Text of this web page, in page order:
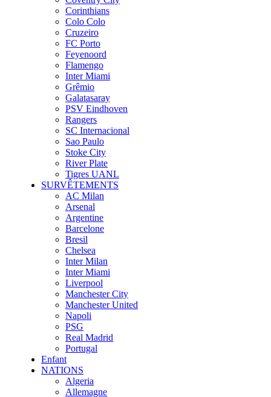
Corinthians
Colo Colo
Cruzeiro
FC Porto
Feyenoord
Flamengo
Inter Miami
Grêmio
Galatasaray
PSV Eindhoven
Rangers
SC Internacional
Sao Paulo
Stoke City
River Plate
Tigres UANL
SURVÊTEMENTS
AC Milan
Arsenal
Argentine
Barcelone
Bresil
Chelsea
Inter Milan
Inter Miami
Liverpool
Manchester City
Manchester United
Napoli
PSG
Real Madrid
Portugal
Enfant
NATIONS
Algeria
Allemagne